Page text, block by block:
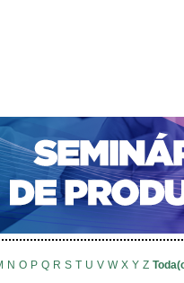
REVISTAS DA UNIFACS
autores
N O P Q R S T U V W X Y Z